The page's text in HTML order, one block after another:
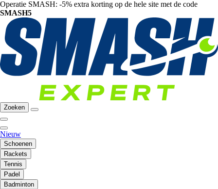
Operatie SMASH: -5% extra korting op de hele site met de code
SMASH5
Zoeken
Nieuw
Schoenen
Rackets
Tennis
Padel
Badminton